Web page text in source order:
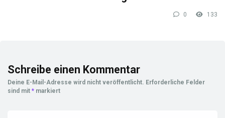
0 133
Schreibe einen Kommentar
Deine E-Mail-Adresse wird nicht veröffentlicht. Erforderliche Felder
sind mit * markiert